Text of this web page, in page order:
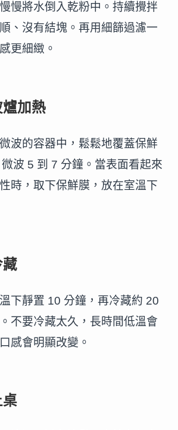
慢將水倒入乾粉中。持續攪拌
、沒有結塊。再用細篩過濾一
更細緻。
加熱
波的容器中，鬆鬆地覆蓋保鮮
波 5 到 7 分鐘。當表面看起來
時，取下保鮮膜，放在室溫下
藏
下靜置 10 分鐘，再冷藏約 20
不要冷藏太久，長時間低溫會
感會明顯改變。
桌